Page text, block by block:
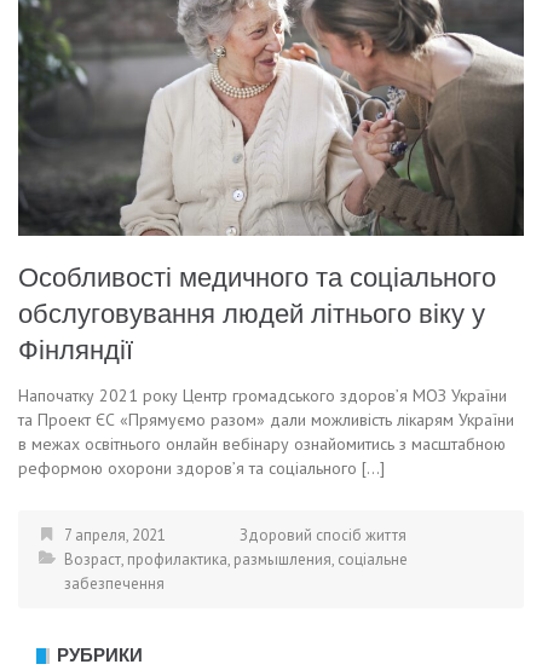
Особливості медичного та соціального
обслуговування людей літнього віку у
Фінляндії
Напочатку 2021 року Центр громадського здоров’я МОЗ України
та Проект ЄС «Прямуємо разом» дали можливість лікарям України
в межах освітнього онлайн вебінару ознайомитись з масштабною
реформою охорони здоров’я та соціального […]
7 апреля, 2021
Здоровий спосіб життя
Возраст, профилактика, размышления, соціальне
забезпечення
РУБРИКИ